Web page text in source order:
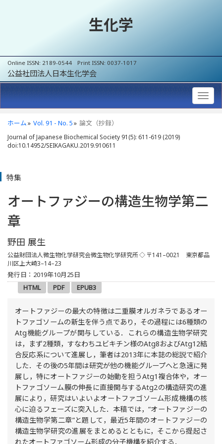
生化学
Online ISSN: 2189-0544 Print ISSN: 0037-1017
公益社団法人日本生化学会
ホーム Vol. 91 - No. 5 論文（抄録）
Journal of Japanese Biochemical Society 91(5): 611-619 (2019)
doi:10.14952/SEIKAGAKU.2019.910611
特集
オートファジーの構造生物学第二
章
野田 展生
公益財団法人微生物化学研究会微生物化学研究所◇ 〒141–0021 東京都品
川区上大崎3–14–23
発行日：2019年10月25日
HTML
PDF EPUB3
オートファジーの最大の特徴は二重膜オルガネラであるオー
トファゴソームの新生を伴う点であり，その過程には6種類の
Atg機能グループが関与している．これらの構造生物学研究
は，まず2種類，すなわちユビキチン様のAtg8およびAtg12結
合反応系について進展し，筆者は2013年に本誌の総説で紹介
した．その後の5年間は研究が他の機能グループへと急速に発
展し，特にオートファジーの始動を担うAtg1複合体や，オー
トファゴソーム膜の伸長に直接関与するAtg2の構造研究の進
展により，研究はいよいよオートファゴソーム形成機構の核
心に迫るフェーズに突入した．本稿では，“オートファジーの
構造生物学第二章”と題して，最近5年間のオートファジーの
構造生物学研究の進展をまとめるとともに，そこから提起さ
れたオートファゴソーム形成の分子機構を紹介する．